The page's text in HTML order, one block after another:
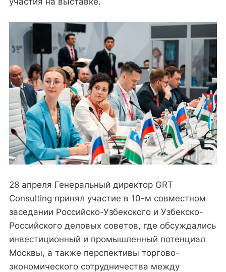
28 апреля Генеральный директор GRT
Consulting принял участие в 10-м совместном
заседании Российско-Узбекского и Узбекско-
Российского деловых советов, где обсуждались
инвестиционный и промышленный потенциал
Москвы, а также перспективы торгово-
экономического сотрудничества между